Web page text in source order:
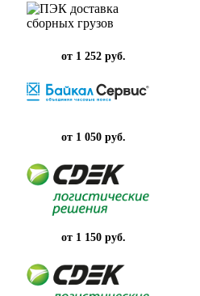
от 1 252 руб.
от 1 050 руб.
от 1 150 руб.